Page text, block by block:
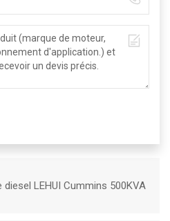
LEHUI Cummins 500KVA